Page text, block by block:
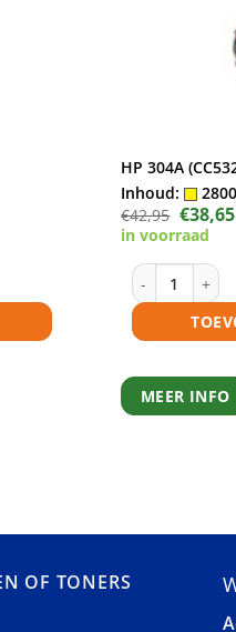
HP 304A
Inhoud:
€42,95
prijs
was:
€42,95.
€38,65
in voorraad
HP 304A
MEER INFO
OF TONERS